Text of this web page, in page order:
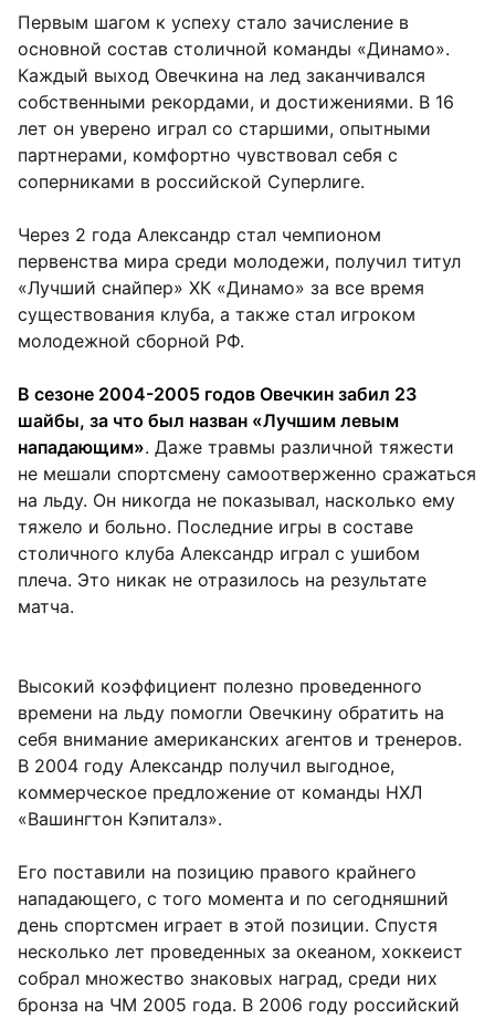
Первым шагом к успеху стало зачисление в
основной состав столичной команды «Динамо».
Каждый выход Овечкина на лед заканчивался
собственными рекордами, и достижениями. В 16
лет он уверено играл со старшими, опытными
партнерами, комфортно чувствовал себя с
соперниками в российской Суперлиге.
Через 2 года Александр стал чемпионом
первенства мира среди молодежи, получил титул
«Лучший снайпер» ХК «Динамо» за все время
существования клуба, а также стал игроком
молодежной сборной РФ.
В сезоне 2004-2005 годов Овечкин забил 23
шайбы, за что был назван «Лучшим левым
нападающим». Даже травмы различной тяжести
не мешали спортсмену самоотверженно сражаться
на льду. Он никогда не показывал, насколько ему
тяжело и больно. Последние игры в составе
столичного клуба Александр играл с ушибом
плеча. Это никак не отразилось на результате
матча.
Высокий коэффициент полезно проведенного
времени на льду помогли Овечкину обратить на
себя внимание американских агентов и тренеров.
В 2004 году Александр получил выгодное,
коммерческое предложение от команды НХЛ
«Вашингтон Кэпиталз».
Его поставили на позицию правого крайнего
нападающего, с того момента и по сегодняшний
день спортсмен играет в этой позиции. Спустя
несколько лет проведенных за океаном, хоккеист
собрал множество знаковых наград, среди них
бронза на ЧМ 2005 года. В 2006 году российский